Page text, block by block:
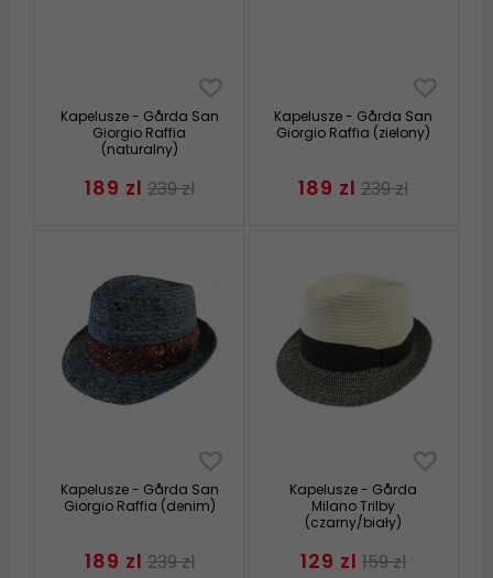
Kapelusze - Gårda San
Giorgio Raffia
(naturalny)
189 zl 239 zl
Kapelusze - Gårda San
Giorgio Raffia (zielony)
189 zl 239 zl
Kapelusze - Gårda San
Giorgio Raffia (denim)
189 zl 239 zl
Kapelusze - Gårda
Milano Trilby
(czarny/biały)
129 zl 159 zl